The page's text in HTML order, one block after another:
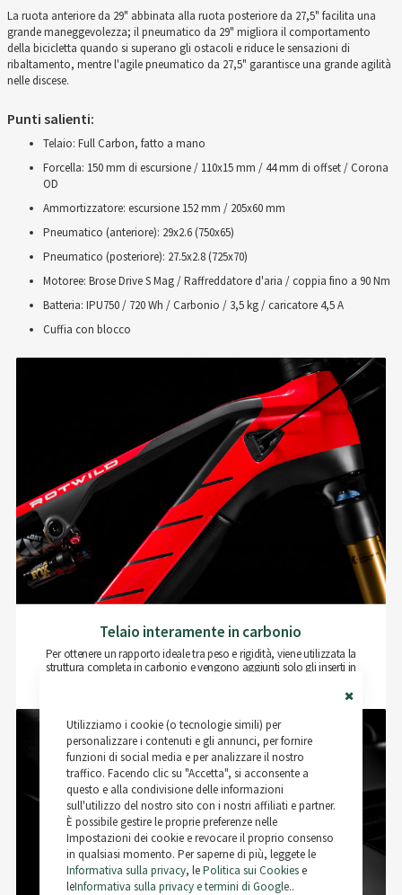
Cookie
Utilizziamo i cookie (o tecnologie simili) per
personalizzare i contenuti e gli annunci, per fornire
funzioni di social media e per analizzare il nostro
traffico. Facendo clic su "Accetta", si acconsente a
questo e alla condivisione delle informazioni
sull'utilizzo del nostro sito con i nostri affiliati e partner.
È possibile gestire le proprie preferenze nelle
Impostazioni dei cookie e revocare il proprio consenso
in qualsiasi momento. Per saperne di più, leggete le
Informativa sulla privacy, lePolitica sui Cookiese
leInformativa sulla privacy e termini di Google..
La ruota anteriore da 29" abbinata alla ruota posteriore da 27,5" facilita una
grande maneggevolezza; il pneumatico da 29" migliora il comportamento
della bicicletta quando si superano gli ostacoli e riduce le sensazioni di
ribaltamento, mentre l'agile pneumatico da 27,5" garantisce una grande agilità
nelle discese.
Punti salienti:
Telaio: Full Carbon, fatto a mano
Forcella: 150 mm di escursione / 110x15 mm / 44 mm di offset / Corona
OD
Ammortizzatore: escursione 152 mm / 205x60 mm
Pneumatico (anteriore): 29x2.6 (750x65)
Pneumatico (posteriore): 27.5x2.8 (725x70)
Motoree: Brose Drive S Mag / Raffreddatore d'aria / coppia fino a 90 Nm
Batteria: IPU750 / 720 Wh / Carbonio / 3,5 kg / caricatore 4,5 A
Cuffia con blocco
Telaio interamente in carbonio
Per ottenere un rapporto ideale tra peso e rigidità, viene utilizzata la
struttura completa in carbonio e vengono aggiunti solo gli inserti in